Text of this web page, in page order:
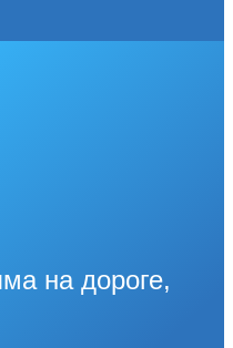
на дороге,